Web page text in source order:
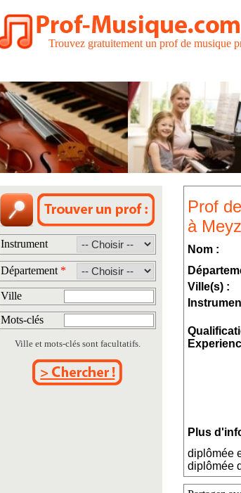
Trouvez gratuitement un prof de musique
Instrument
Département *
Ville
Mots-clés
Ville et mots-clés sont facultatifs.
Prof
à
Nom :
Ville(s) :
Plus
diplômée
diplômée